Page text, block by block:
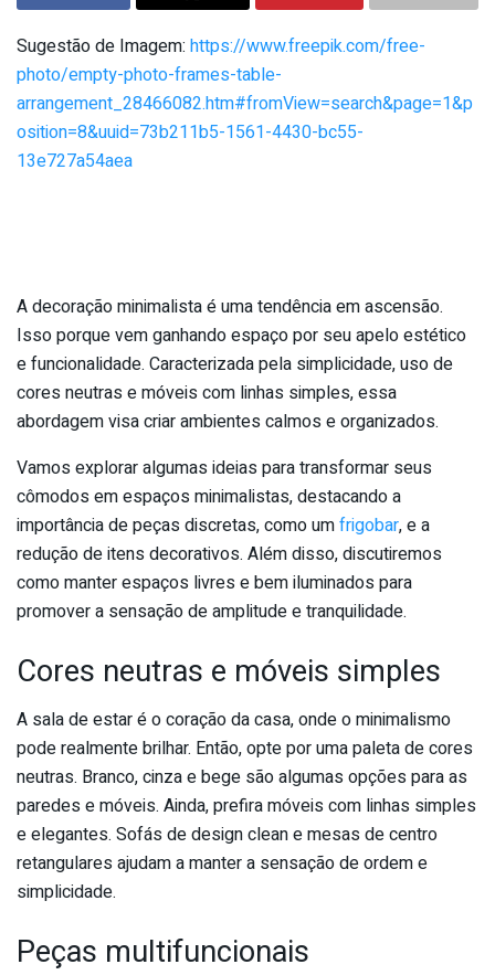
Sugestão de Imagem: https://www.freepik.com/free-
photo/empty-photo-frames-table-
arrangement_28466082.htm#fromView=search&page=1&p
osition=8&uuid=73b211b5-1561-4430-bc55-
13e727a54aea
A decoração minimalista é uma tendência em ascensão.
Isso porque vem ganhando espaço por seu apelo estético
e funcionalidade. Caracterizada pela simplicidade, uso de
cores neutras e móveis com linhas simples, essa
abordagem visa criar ambientes calmos e organizados.
Vamos explorar algumas ideias para transformar seus
cômodos em espaços minimalistas, destacando a
importância de peças discretas, como umfrigobar, e a
redução de itens decorativos. Além disso, discutiremos
como manter espaços livres e bem iluminados para
promover a sensação de amplitude e tranquilidade.
Cores neutras e móveis simples
A sala de estar é o coração da casa, onde o minimalismo
pode realmente brilhar. Então, opte por uma paleta de cores
neutras. Branco, cinza e bege são algumas opções para as
paredes e móveis. Ainda, prefira móveis com linhas simples
e elegantes. Sofás de design clean e mesas de centro
retangulares ajudam a manter a sensação de ordem e
simplicidade.
Peças multifuncionais